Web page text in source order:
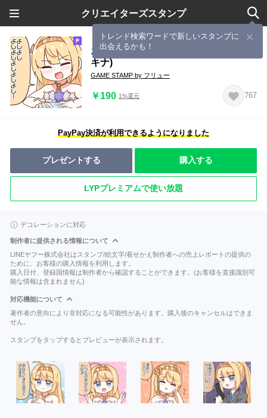
クリエイターズスタンプ
トレンド検索ワードで新しいスタンプに
出会えるかも！
エノアのはなまるスタンプ2(クライマ
キナ)
GAME STAMP by フリュー
￥190 1%還元 767
PayPay決済が利用できるようになりました
プレゼントする 購入する
LYPプレミアムで使い放題
デコレーションに対応
制作者に提供される情報について
LINEヤフー株式会社はスタンプ/絵文字/着せかえ制作者への売上レポートの提供の
ために、お客様の購入情報を利用します。
購入日付、登録国情報は制作者から確認することができます。(お客様を直接識別可
能な情報は含まれません)
対応機能について
著作者の意向により非対応になる可能性があります。購入後のキャンセルはできま
せん。
スタンプをタップするとプレビューが表示されます。